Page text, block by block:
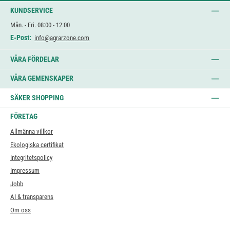
KUNDSERVICE
Mån. - Fri. 08:00 - 12:00
E-Post: info@agrarzone.com
VÅRA FÖRDELAR
VÅRA GEMENSKAPER
SÄKER SHOPPING
FÖRETAG
Allmänna villkor
Ekologiska certifikat
Integritetspolicy
Impressum
Jobb
AI & transparens
Om oss